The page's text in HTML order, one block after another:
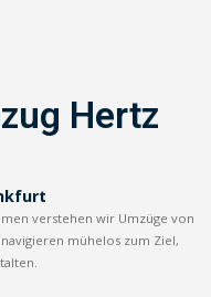
Hertz
verstehen wir Umzüge von
mühelos zum Ziel,